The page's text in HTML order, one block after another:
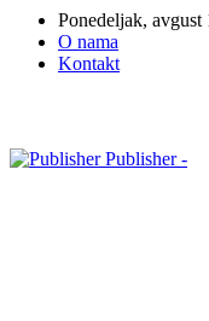
Ponedeljak, avgust
O nama
Kontakt
Publisher -